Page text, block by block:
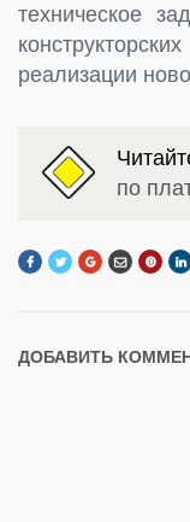
техническое
реализации
по
ДОБАВИТЬ